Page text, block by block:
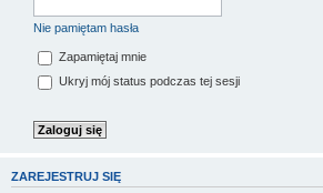
Nie pamiętam hasła
Zapamiętaj mnie
Ukryj mój status podczas tej sesji
ZAREJESTRUJ SIĘ